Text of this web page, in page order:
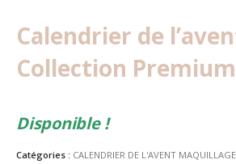
Calendrier de
Collection
Disponible !
Catégories : CALENDRIER DE L'AVENT MAQUILLAGE